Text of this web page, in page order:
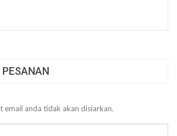
email anda tidak akan disiarkan.